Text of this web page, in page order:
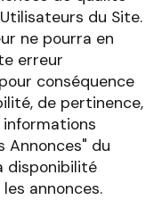
du Site.
ne pourra en
erreur
conséquence
de pertinence,
Annonces" du
disponibilité
annonces.